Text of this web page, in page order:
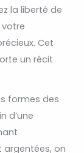
la liberté de
Cet
un récit
formes des
d’une
argentées, on